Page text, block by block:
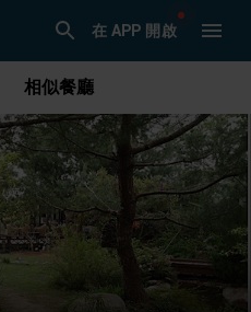
在 APP 開啟
相似餐廳